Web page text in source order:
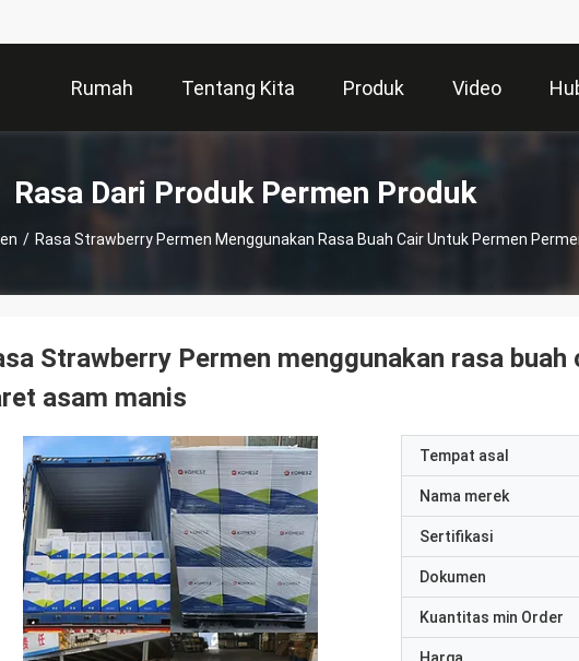
Rumah Tentang Kita Produk Video
Rasa Dari Produk Permen Produk
/ Rasa Strawberry Permen Menggunakan Rasa Buah Cair Untuk Permen
Strawberry Permen menggunakan rasa
asam manis
Tempat asal
Nama merek
Sertifikasi
Dokumen
Kuantitas min Order